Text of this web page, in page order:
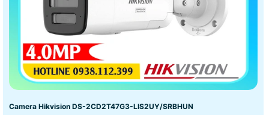
Camera Hikvision DS-2CD2T47G3-LIS2UY/SRBHUN